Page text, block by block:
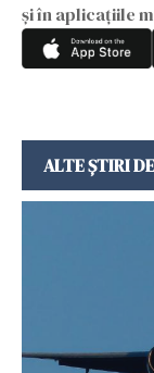
și în aplicațiile
ALTE ȘTIRI